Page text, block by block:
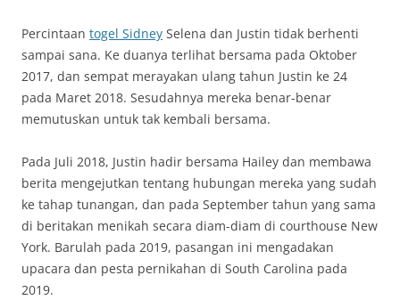
Percintaan togel Sidney Selena dan Justin tidak berhenti
sampai sana. Ke duanya terlihat bersama pada Oktober
2017, dan sempat merayakan ulang tahun Justin ke 24
pada Maret 2018. Sesudahnya mereka benar-benar
memutuskan untuk tak kembali bersama.
Pada Juli 2018, Justin hadir bersama Hailey dan membawa
berita mengejutkan tentang hubungan mereka yang sudah
ke tahap tunangan, dan pada September tahun yang sama
di beritakan menikah secara diam-diam di courthouse New
York. Barulah pada 2019, pasangan ini mengadakan
upacara dan pesta pernikahan di South Carolina pada
2019.